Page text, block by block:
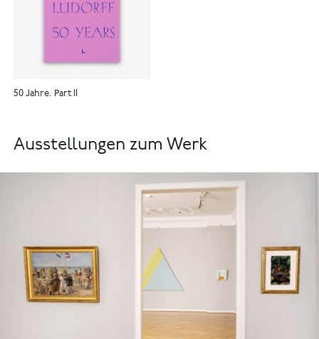
50 Jahre. Part II
Ausstellungen zum Werk